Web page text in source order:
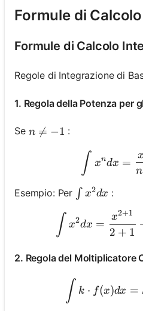
Prima
Formule di Calcolo
Formule di Calcolo
Regole di Integrazione di
1. Regola della Potenza per
Se n \neq-1
n 
= −1 :
∫ xndx =
n
x
Esempio: Per \int x^2 d x
∫ x2dx :
∫ x2dx =
2 + 1
x2+1
2. Regola del Moltiplicatore
∫ k ⋅ f(x)dx =